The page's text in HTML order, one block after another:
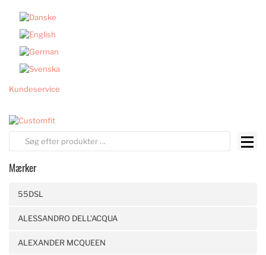
Kundeservice
Mærker
55DSL
ALESSANDRO DELL'ACQUA
ALEXANDER MCQUEEN